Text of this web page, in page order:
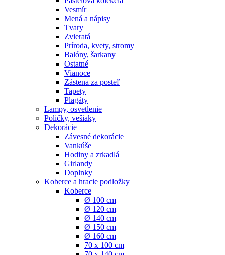
Vesmír
Mená a nápisy
Tvary
Zvieratá
Príroda, kvety, stromy
Balóny, šarkany
Ostatné
Vianoce
Zástena za posteľ
Tapety
Plagáty
Lampy, osvetlenie
Poličky, vešiaky
Dekorácie
Závesné dekorácie
Vankúše
Hodiny a zrkadlá
Girlandy
Doplnky
Koberce a hracie podložky
Koberce
Ø 100 cm
Ø 120 cm
Ø 140 cm
Ø 150 cm
Ø 160 cm
70 x 100 cm